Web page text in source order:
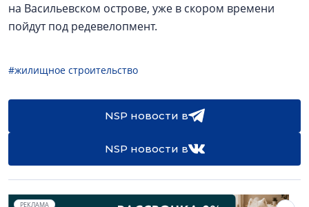
на Васильевском острове, уже в скором времени
пойдут под редевелопмент.
#жилищное строительство
NSP новости в
NSP новости в
РЕКЛАМА